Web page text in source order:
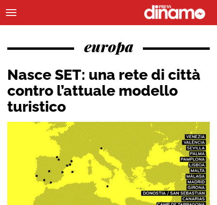
europa
Nasce SET: una rete di città
contro l’attuale modello
turistico